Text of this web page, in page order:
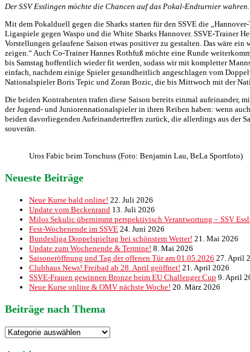
Der SSV Esslingen möchte die Chancen auf das Pokal-Endturnier
Mit dem Pokalduell gegen die Sharks starten für den SSVE die
Ligaspiele gegen Waspo und die White Sharks Hannover. SSVE-Trainer
Vorstellungen gelaufene Saison etwas positiver zu gestalten. Das wäre
zeigen.“ Auch Co-Trainer Hannes Rothfuß möchte eine Runde
bis Samstag hoffentlich wieder fit werden, sodass wir mit kompletter
einfach, nachdem einige Spieler gesundheitlich angeschlagen vom
Nationalspieler Boris Tepic und Zoran Bozic, die bis Mittwoch mit der
Die beiden Kontrahenten trafen diese Saison bereits einmal aufeinander,
der Jugend- und Juniorennationalspieler in ihren Reihen haben: wenn
beiden davorliegenden Aufeinandertreffen zurück, die allerdings aus der
souverän.
Uros Fabic beim Torschuss (Foto: Benjamin Lau, BeLa Sportfoto)
Neueste Beiträge
Neue Kurse bald online! 22. Juli 2026
Update vom Beckenrand 13. Juli 2026
Milos Sekulic übernimmt perspektivisch Verantwortung – SSV
Fest-Wochenende im SSVE 24. Juni 2026
Bundesliga Doppelspieltag bei schönstem Wetter! 21. Mai 2026
Update zum Wochenende & Termine! 8. Mai 2026
Saisoneröffnung und Tag der offenen Tür am 01.05.2026 27. April
Clubhaus News! Freibad ab 28. April geöffnet! 21. April 2026
SSVE-Frauen gewinnen Bronze beim EU Challenger Cup 9. April
Neue Kurse online & OMV nächste Woche! 20. März 2026
Beiträge nach Thema
Beiträge
nach
Thema